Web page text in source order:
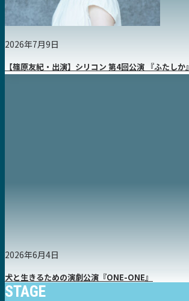
2026年7月9日
【篠原友紀・出演】シリコン 第4回公演 『ふたしか』
2026年6月4日
犬と生きるための演劇公演『ONE-ONE』
STAGE